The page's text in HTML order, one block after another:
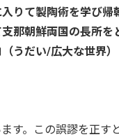
りて製陶術を学び帰
那朝鮮両国の長所を
うだい/広大な世界
す。この誤謬を正す